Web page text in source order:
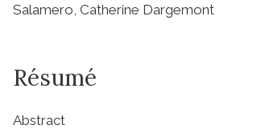
Salamero, Catherine Dargemont
Résumé
Abstract